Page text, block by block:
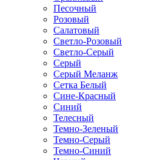
Песочный
Розовый
Салатовый
Светло-Розовый
Светло-Серый
Серый
Серый Меланж
Сетка Белый
Сине-Красный
Синий
Телесный
Темно-Зеленый
Темно-Серый
Темно-Синий